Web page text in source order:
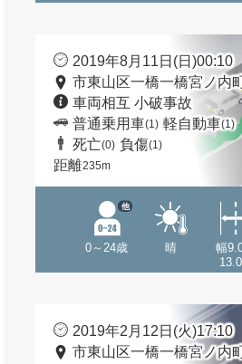
2019年8月11日(日)00:10
市東山区一橋一橋宮ノ内
車両相互 小破事故
普通乗用車(1) 軽自動車(1)
死亡(0) 負傷(1)
距離235m
0～24歳
他
晴
幅
2019年2月12日(火)17:10
市東山区一橋一橋宮ノ内